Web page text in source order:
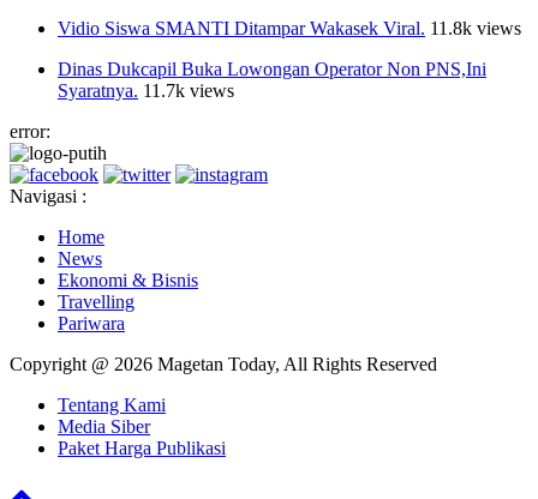
Vidio Siswa SMANTI Ditampar Wakasek Viral. 11.8k views
Dinas Dukcapil Buka Lowongan Operator Non PNS,Ini
Syaratnya. 11.7k views
error:
Navigasi :
Home
News
Ekonomi & Bisnis
Travelling
Pariwara
Copyright @ 2026 Magetan Today, All Rights Reserved
Tentang Kami
Media Siber
Paket Harga Publikasi